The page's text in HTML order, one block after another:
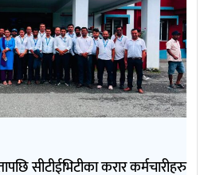
सीटीईभिटीका करार कर्मचारीहरु